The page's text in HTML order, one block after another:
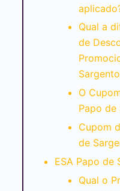
Qual a
de
O
Papo de
Cupom
de
ESA Papo de
Qual o